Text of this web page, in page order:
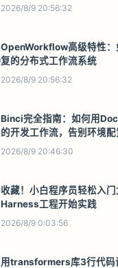
2026/8/9 20:56:32
OpenWorkflow高级特性：
复的分布式工作流系统
2026/8/9 20:56:32
Binci完全指南：如何用
的开发工作流，告别环境
2026/8/9 20:46:30
收藏！小白程序员轻松入
Harness工程开始实践
2026/8/9 0:03:56
用transformers库3行代码